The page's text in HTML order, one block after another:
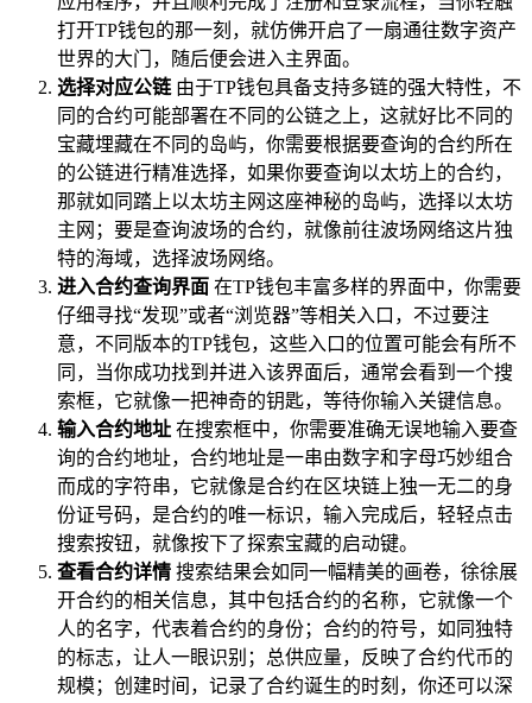
打开TP钱包的那一刻，就仿佛开启了一扇通往数字资产
世界的大门，随后便会进入主界面。
选择对应公链由于TP钱包具备支持多链的强大特性，不
同的合约可能部署在不同的公链之上，这就好比不同的
宝藏埋藏在不同的岛屿，你需要根据要查询的合约所在
的公链进行精准选择，如果你要查询以太坊上的合约，
那就如同踏上以太坊主网这座神秘的岛屿，选择以太坊
主网；要是查询波场的合约，就像前往波场网络这片独
特的海域，选择波场网络。
进入合约查询界面 在TP钱包丰富多样的界面中，你需要
仔细寻找“发现”或者“浏览器”等相关入口，不过要注
意，不同版本的TP钱包，这些入口的位置可能会有所不
同，当你成功找到并进入该界面后，通常会看到一个搜
索框，它就像一把神奇的钥匙，等待你输入关键信息。
输入合约地址 在搜索框中，你需要准确无误地输入要查
询的合约地址，合约地址是一串由数字和字母巧妙组合
而成的字符串，它就像是合约在区块链上独一无二的身
份证号码，是合约的唯一标识，输入完成后，轻轻点击
搜索按钮，就像按下了探索宝藏的启动键。
查看合约详情 搜索结果会如同一幅精美的画卷，徐徐展
开合约的相关信息，其中包括合约的名称，它就像一个
人的名字，代表着合约的身份；合约的符号，如同独特
的标志，让人一眼识别；总供应量，反映了合约代币的
规模；创建时间，记录了合约诞生的时刻，你还可以深